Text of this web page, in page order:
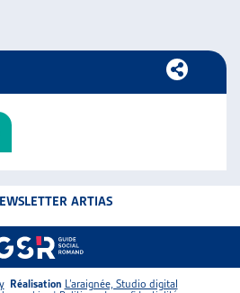
ARTIAS
Réalisation L’araignée, Studio digital